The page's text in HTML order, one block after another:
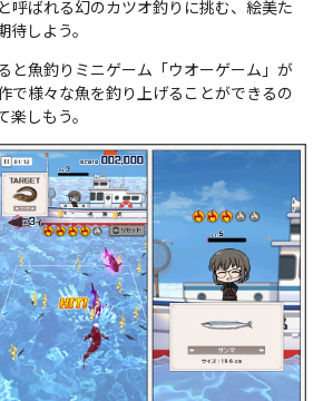
呼ばれる幻のカツオ釣りに挑む、絵美た
しよう。
と魚釣りミニゲーム「ウオーゲーム」が
で様々な魚を釣り上げることができるの
しもう。